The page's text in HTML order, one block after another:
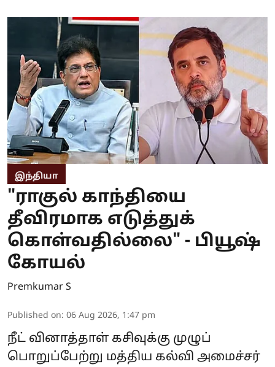
இந்தியா
"ராகுல் காந்தியை
தீவிரமாக எடுத்துக்
கொள்வதில்லை" - பியூஷ்
கோயல்
Premkumar S
Published on: 06 Aug 2026, 1:47 pm
நீட் வினாத்தாள் கசிவுக்கு முழுப்
பொறுப்பேற்று மத்திய கல்வி அமைச்சர்